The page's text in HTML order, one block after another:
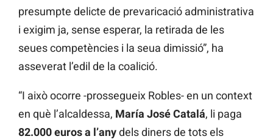
presumpte delicte de prevaricació administrativa
i exigim ja, sense esperar, la retirada de les
seues competències i la seua dimissió”, ha
asseverat l’edil de la coalició.
“I això ocorre -prossegueix Robles- en un context
en què l’alcaldessa, María José Catalá, li paga
82.000 euros a l’anydels diners de tots els